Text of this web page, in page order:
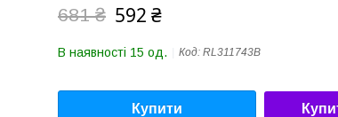
681 ₴ 592 ₴
В наявності 15 од. Код: RL311743B
Купити